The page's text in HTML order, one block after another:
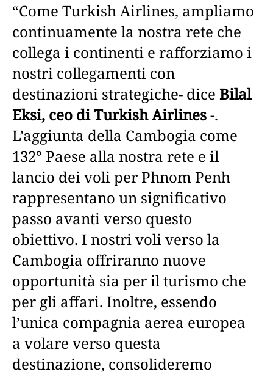
“Come Turkish Airlines, ampliamo
continuamente la nostra rete che
collega i continenti e rafforziamo i
nostri collegamenti con
destinazioni strategiche- dice Bilal
Eksi, ceo di Turkish Airlines-.
L’aggiunta della Cambogia come
132° Paese alla nostra rete e il
lancio dei voli per Phnom Penh
rappresentano un significativo
passo avanti verso questo
obiettivo. I nostri voli verso la
Cambogia offriranno nuove
opportunità sia per il turismo che
per gli affari. Inoltre, essendo
l’unica compagnia aerea europea
a volare verso questa
destinazione, consolideremo